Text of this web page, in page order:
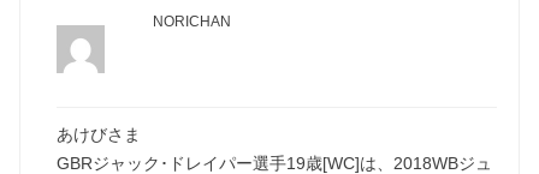
NORICHAN
あけびさま
GBRジャック･ドレイパー選手19歳[WC]は、2018WBジュ